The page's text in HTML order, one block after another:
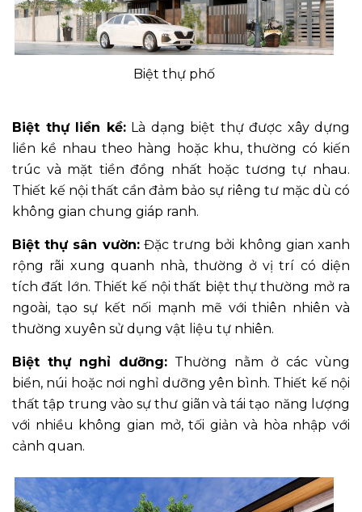
Biệt thự phố
Biệt thự liền kề:Là dạng biệt thự được xây dựng
liền kề nhau theo hàng hoặc khu, thường có kiến
trúc và mặt tiền đồng nhất hoặc tương tự nhau.
Thiết kế nội thất cần đảm bảo sự riêng tư mặc dù có
không gian chung giáp ranh.
Biệt thự sân vườn:Đặc trưng bởi không gian xanh
rộng rãi xung quanh nhà, thường ở vị trí có diện
tích đất lớn. Thiết kế nội thất biệt thự thường mở ra
ngoài, tạo sự kết nối mạnh mẽ với thiên nhiên và
thường xuyên sử dụng vật liệu tự nhiên.
Biệt thự nghỉ dưỡng: Thường nằm ở các vùng
biển, núi hoặc nơi nghỉ dưỡng yên bình. Thiết kế nội
thất tập trung vào sự thư giãn và tái tạo năng lượng
với nhiều không gian mở, tối giản và hòa nhập với
cảnh quan.